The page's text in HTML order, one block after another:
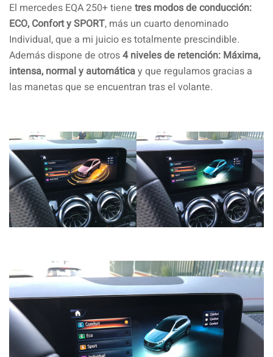
El mercedes EQA 250+ tiene tres modos de conducción:
ECO, Confort y SPORT, más un cuarto denominado
Individual, que a mi juicio es totalmente prescindible.
Además dispone de otros4 niveles de retención: Máxima,
intensa, normal y automáticay que regulamos gracias a
las manetas que se encuentran tras el volante.